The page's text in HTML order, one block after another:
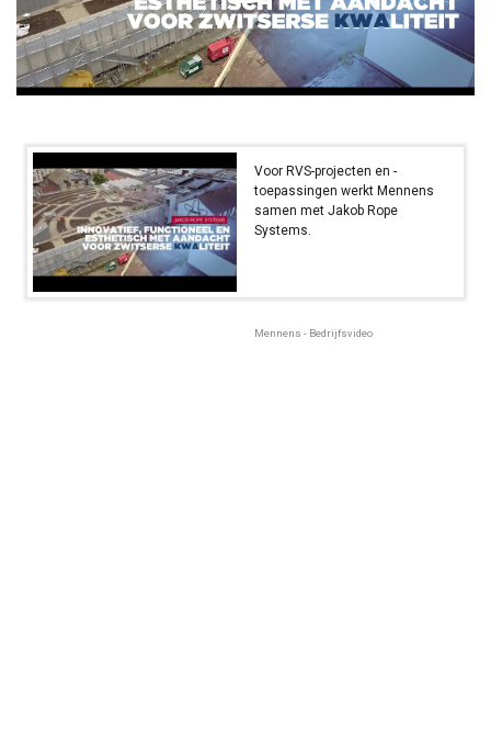
Voor RVS-projecten en -
toepassingen werkt Mennens
samen met Jakob Rope
Systems.
Mennens - Bedrijfsvideo